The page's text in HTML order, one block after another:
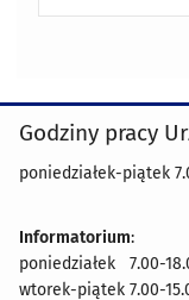
Godziny pracy
poniedziałek-piątek
Informatorium:
poniedziałek 7.00-
wtorek-piątek 7.00-